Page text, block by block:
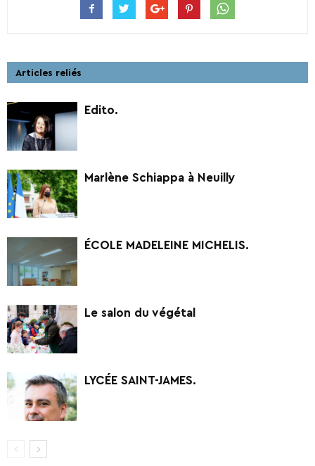
Articles reliés
Edito.
Marlène Schiappa à Neuilly
ÉCOLE MADELEINE MICHELIS.
Le salon du végétal
LYCÉE SAINT-JAMES.